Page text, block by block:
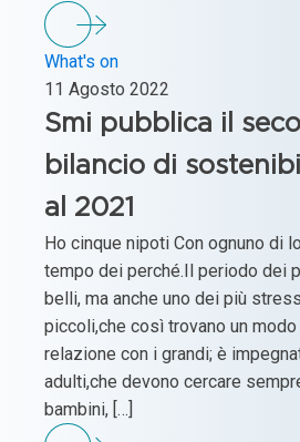
What's on
11 Agosto 2022
Smi pubblica il
bilancio di
al 2021
Ho cinque nipoti Con ognuno di
tempo dei perché.Il periodo dei
belli, ma anche uno dei più
piccoli,che così trovano un
relazione con i grandi; è
adulti,che devono cercare
bambini, […]